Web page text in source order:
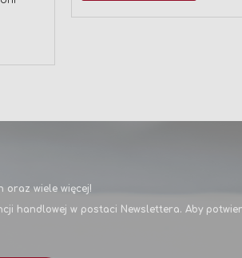
oraz wiele więcej!
handlowej w postaci Newslettera. Aby